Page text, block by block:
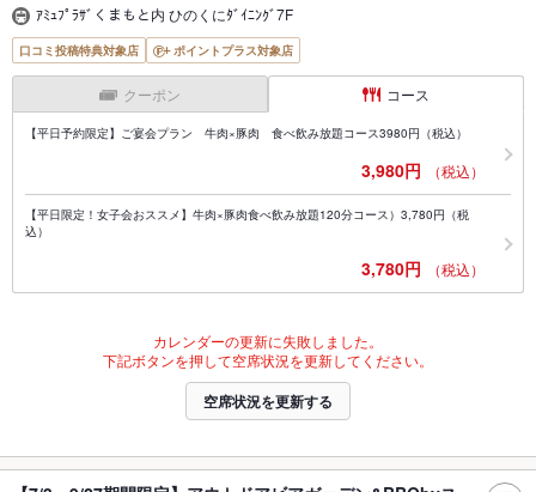
ｱﾐｭﾌﾟﾗｻﾞくまもと内 ひのくにﾀﾞｲﾆﾝｸﾞ7F
口コミ投稿特典対象店 ポイントプラス対象店
クーポン コース
【平日予約限定】ご宴会プラン 牛肉×豚肉 食べ飲み放題コース3980円（税込）
3,980円 （税込）
【平日限定！女子会おススメ】牛肉×豚肉食べ飲み放題120分コース）3,780円（税
込）
3,780円 （税込）
カレンダーの更新に失敗しました。
下記ボタンを押して空席状況を更新してください。
空席状況を更新する